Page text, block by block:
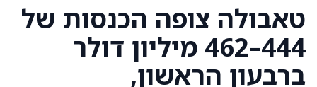
טאבולה צופה הכנסות של
444–462 מיליון דולר
ברבעון הראשון,